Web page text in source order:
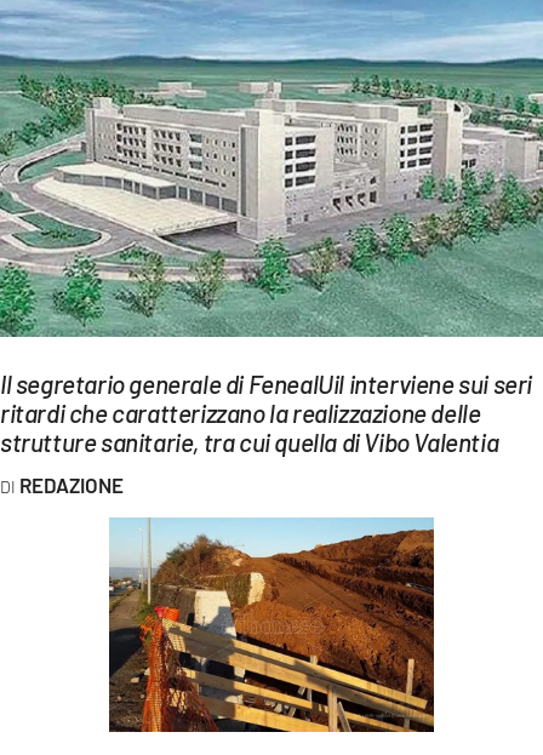
SOCIETÀ
CULTURA
ECONOMIA E LAVORO
EVENTI
SPORT
Streaming
LAC TV
LAC NETWORK
LAC ONAIR
LACPLAY.IT
LACONAIR.IT
LACITYMAG.IT
Il segretario generale di FenealUil interviene sui seri
ritardi che caratterizzano la realizzazione delle
strutture sanitarie, tra cui quella di Vibo Valentia
REDAZIONE